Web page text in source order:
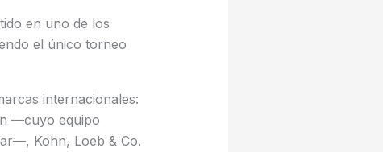
en uno de los
el único torneo
internacionales:
—cuyo equipo
Kohn, Loeb & Co.